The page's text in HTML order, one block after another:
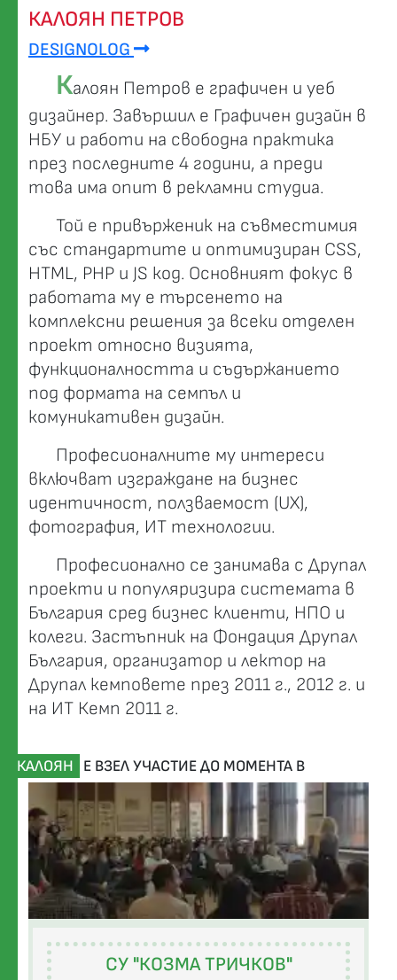
КАЛОЯН ПЕТРОВ
DESIGNOLOG
Калоян Петров е графичен и уеб
дизайнер. Завършил е Графичен дизайн в
НБУ и работи на свободна практика
през последните 4 години, а преди
това има опит в рекламни студиа.
Той е привърженик на съвместимия
със стандартите и оптимизиран CSS,
HTML, PHP и JS код. Основният фокус в
работата му е търсенето на
комплексни решения за всеки отделен
проект относно визията,
функционалността и съдържанието
под формата на семпъл и
комуникативен дизайн.
Професионалните му интереси
включват изграждане на бизнес
идентичност, ползваемост (UX),
фотография, ИТ технологии.
Професионално се занимава с Друпал
проекти и популяризира системата в
България сред бизнес клиенти, НПО и
колеги. Застъпник на Фондация Друпал
България, организатор и лектор на
Друпал кемповете през 2011 г., 2012 г. и
на ИТ Кемп 2011 г.
КАЛОЯН Е ВЗЕЛ УЧАСТИЕ ДО МОМЕНТА В
СУ "КОЗМА ТРИЧКОВ"